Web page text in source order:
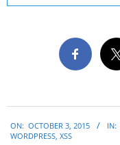
10-
ON: OCTOBER 3, 2015 IN:
WORDPRESS XSS